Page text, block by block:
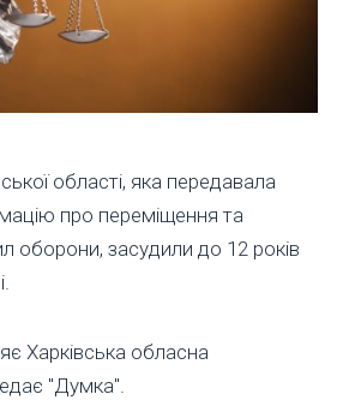
області, яка передавала
про переміщення та
оборони, засудили до 12 років
Харківська обласна
"Думка".